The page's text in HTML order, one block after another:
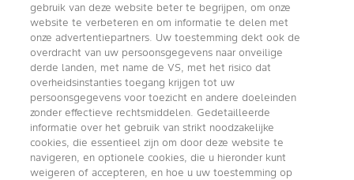
Agro Bayer
Nederland
Volg ons
gebruik van deze website beter te begrijpen, om onze
website te verbeteren en om informatie te delen met
onze advertentiepartners. Uw toestemming dekt ook de
overdracht van uw persoonsgegevens naar onveilige
derde landen, met name de VS, met het risico dat
overheidsinstanties toegang krijgen tot uw
persoonsgegevens voor toezicht en andere doeleinden
zonder effectieve rechtsmiddelen. Gedetailleerde
informatie over het gebruik van strikt noodzakelijke
cookies, die essentieel zijn om door deze website te
navigeren, en optionele cookies, die u hieronder kunt
weigeren of accepteren, en hoe u uw toestemming op